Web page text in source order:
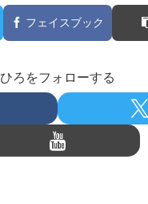
フェイスブック
ひろをフォローする